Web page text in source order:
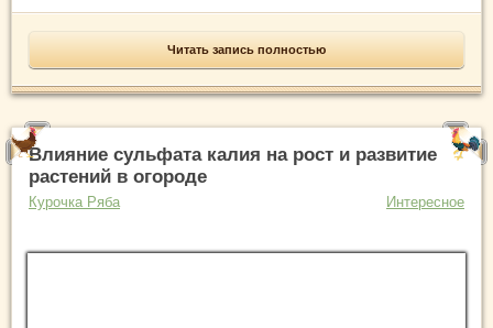
Читать запись полностью
Влияние сульфата калия на рост и развитие
растений в огороде
Курочка Ряба Интересное